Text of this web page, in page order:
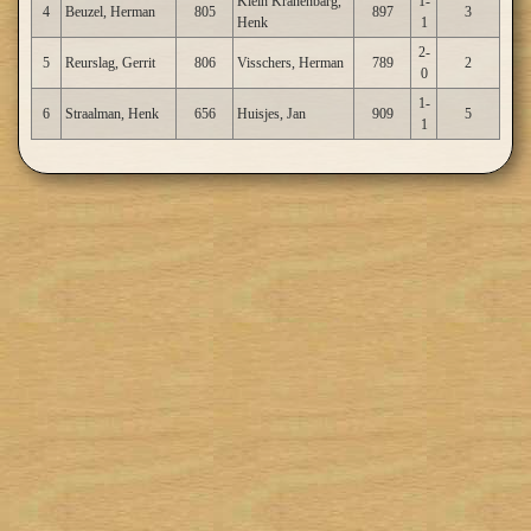
4 Beuzel, Herman 805
Henk
897
1
3
5 Reurslag, Gerrit 806 Visschers, Herman 789
2-
0
2
6 Straalman, Henk 656 Huisjes, Jan 909
1-
1
5